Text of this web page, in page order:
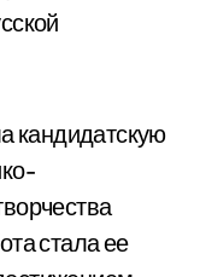
кандидатскую
стала ее